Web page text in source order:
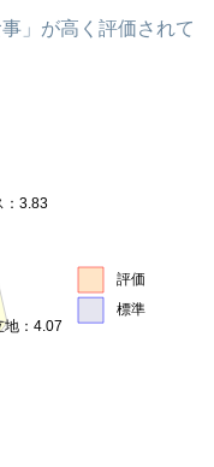
」が高く評価されて
：3.83
地：4.07
評価
標準